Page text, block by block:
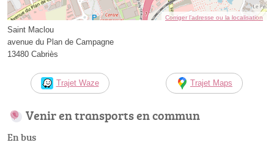
Corriger l’adresse ou la localisation
Saint Maclou
avenue du Plan de Campagne
13480 Cabriès
Trajet Waze Trajet Maps
Venir en transports en commun
En bus